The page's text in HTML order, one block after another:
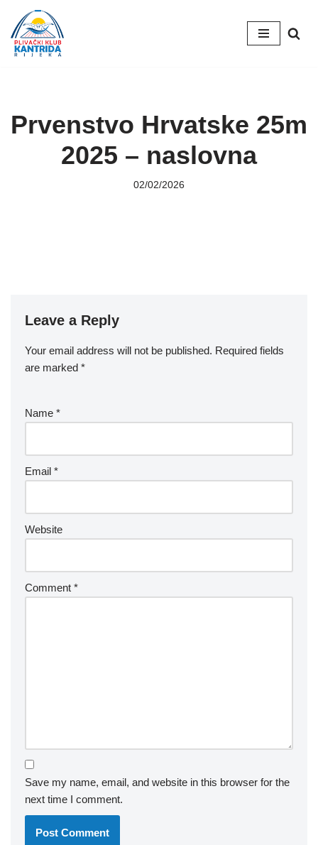
Skip
to
Prvenstvo Hrvatske 25m
2025 – naslovna
02/02/2026
Leave a Reply
Your email address will not be published. Required fields
are marked *
Name *
Email *
Website
Comment *
Save my name, email, and website in this browser for the
next time I comment.